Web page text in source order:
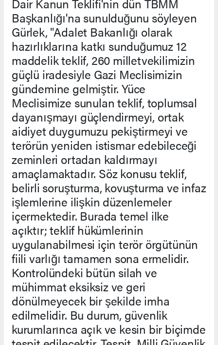
Dair Kanun Teklifi'nin dün TBMM
Başkanlığı'na sunulduğunu söyleyen
Gürlek, "Adalet Bakanlığı olarak
hazırlıklarına katkı sunduğumuz 12
maddelik teklif, 260 milletvekilimizin
güçlü iradesiyle Gazi Meclisimizin
gündemine gelmiştir. Yüce
Meclisimize sunulan teklif, toplumsal
dayanışmayı güçlendirmeyi, ortak
aidiyet duygumuzu pekiştirmeyi ve
terörün yeniden istismar edebileceği
zeminleri ortadan kaldırmayı
amaçlamaktadır. Söz konusu teklif,
belirli soruşturma, kovuşturma ve infaz
işlemlerine ilişkin düzenlemeler
içermektedir. Burada temel ilke
açıktır; teklif hükümlerinin
uygulanabilmesi için terör örgütünün
fiili varlığı tamamen sona ermelidir.
Kontrolündeki bütün silah ve
mühimmat eksiksiz ve geri
dönülmeyecek bir şekilde imha
edilmelidir. Bu durum, güvenlik
kurumlarınca açık ve kesin bir biçimde